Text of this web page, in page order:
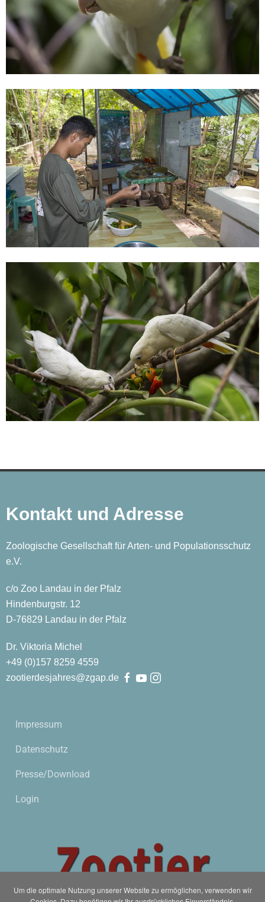
Um die optimale Nutzung unserer Website zu ermöglichen, verwenden wir
Kontakt und Adresse
Zoologische Gesellschaft für Arten- und Populationsschutz
e.V.
c/o Zoo Landau in der Pfalz
Hindenburgstr. 12
D-76829 Landau in der Pfalz
Dr. Viktoria Michel
+49 (0)157 8259 4559
zootierdesjahres@zgap.de
Impressum
Datenschutz
Presse/Download
Login